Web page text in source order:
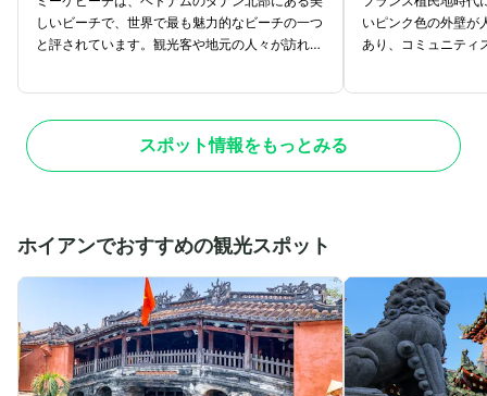
しいビーチで、世界で最も魅力的なビーチの一つ
と評されています。観光客や地元の人々が訪れ、
グが楽しめます。夜はロマンチックな雰囲気でラ
イトアップされ、デートスポットとしても人気で
す。また、朝焼けも幻想的で一見の価値がありま
いピンク色の外壁が
あり、コミュニティ
ンボルである雄鶏
にはミサに参列す
の周辺にはルルドの
スポット情報をもっとみる
ホイアンでおすすめの観光スポット